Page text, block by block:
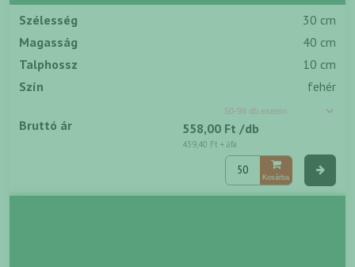
Szélesség
30 cm
Magasság
40 cm
Talphossz
10 cm
Szín
fehér
Bruttó ár 558,00 Ft /db
439,40 Ft + áfa
Kosárba